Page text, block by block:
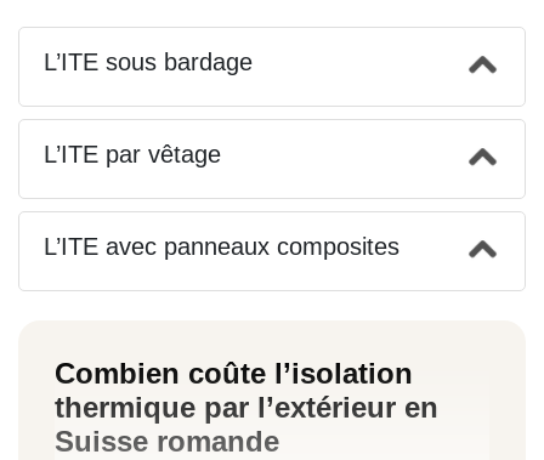
L’ITE sous bardage
L’ITE par vêtage
L’ITE avec panneaux composites
Combien coûte l’isolation
thermique par l’extérieur en
Suisse romande